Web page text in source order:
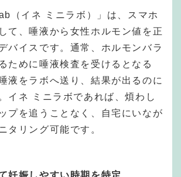
（イネ ミニラボ）」は、スマホ
て、唾液から女性ホルモン値を正
バイスです。通常、ホルモンバラ
ために唾液検査を受けるとなる
液をラボへ送り、結果が出るのに
イネ ミニラボであれば、煩わし
プを追うことなく、自宅にいなが
タリング可能です。
妊娠しやすい時期を特定